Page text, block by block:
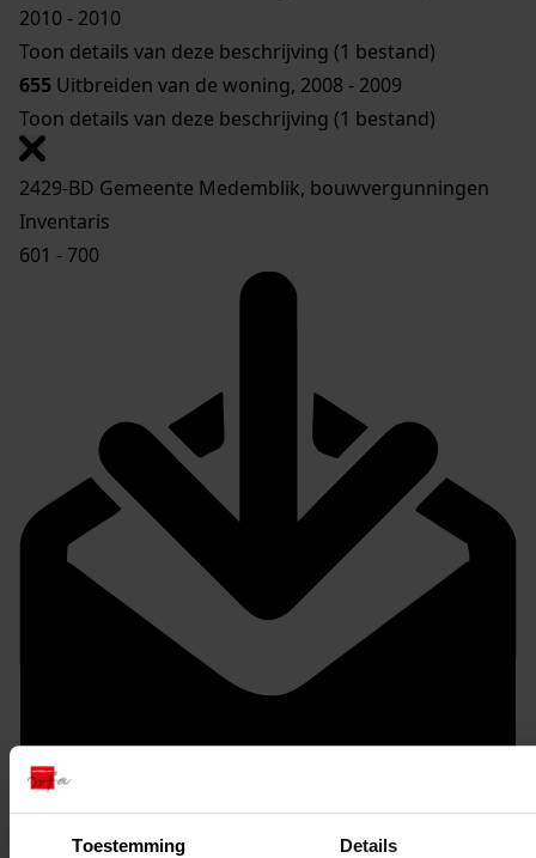
Toestemming Details
2010 - 2010
Toon details van deze beschrijving (1 bestand)
655 Uitbreiden van de woning, 2008 - 2009
Toon details van deze beschrijving (1 bestand)
2429-BD Gemeente Medemblik, bouwvergunningen
Inventaris
601 - 700